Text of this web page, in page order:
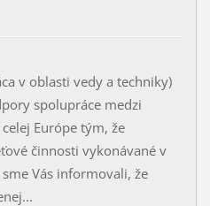
v oblasti vedy a techniky)
spolupráce medzi
Európe tým, že
činnosti vykonávané v
sme Vás informovali, že